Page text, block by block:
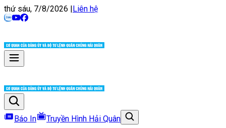
thứ sáu, 7/8/2026 |Liên hệ
Báo In Truyền Hình Hải Quân